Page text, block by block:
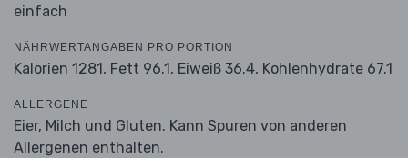
einfach
NÄHRWERTANGABEN PRO PORTION
Kalorien 1281, Fett 96.1, Eiweiß 36.4, Kohlenhydrate 67.1
ALLERGENE
Eier, Milch und Gluten. Kann Spuren von anderen
Allergenen enthalten.